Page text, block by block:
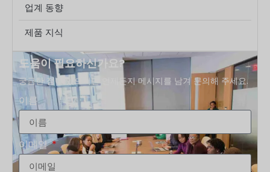
업계 동향
제품 지식
도움이 필요하신가요?
궁금한 점이 있으시면 언제든지 메시지를 남겨 문의해 주세요.
이름
이메일